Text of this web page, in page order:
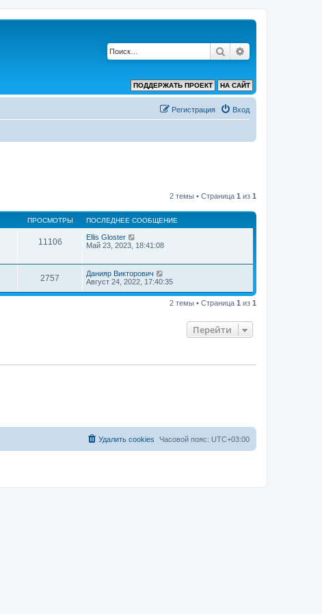
Поиск
НА САЙТ
ПОДДЕРЖАТЬ ПРОЕКТ
Вход
Регистрация
2 темы • Страница 1 из 1
ПРОСМОТРЫ ПОСЛЕДНЕЕ СООБЩЕНИЕ
11106
Ellis Gloster
Май 23, 2023, 18:41:08
2757
Данияр Викторович
Август 24, 2022, 17:40:35
2 темы • Страница 1 из 1
Перейти
Часовой пояс: UTC+03:00
Удалить cookies